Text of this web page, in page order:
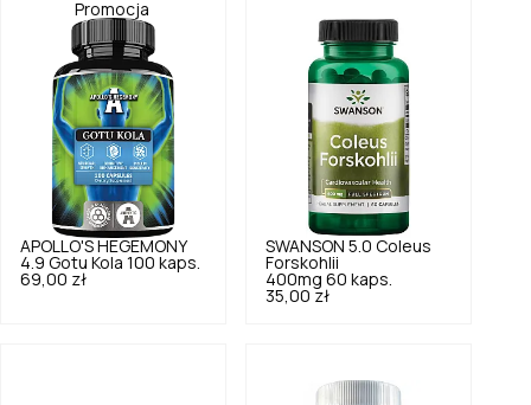
Promocja
APOLLO'S HEGEMONY
4.9 Gotu Kola 100 kaps.
69,00 zł
SWANSON 5.0 Coleus
Forskohlii
400mg 60 kaps.
35,00 zł